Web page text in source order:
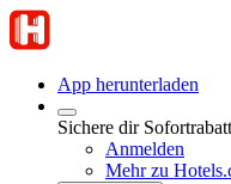
App herunterladen
Sichere dir
Anmelden
Mehr zu